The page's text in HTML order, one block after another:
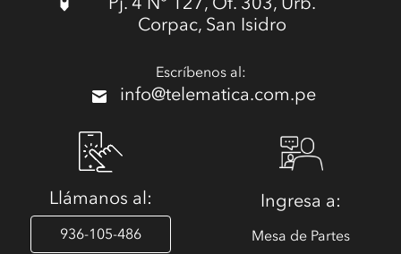
Corpac, San Isidro
Escríbenos al:
info@telematica.com.pe
Llámanos al:
936-105-486
Ingresa a:
Mesa de Partes